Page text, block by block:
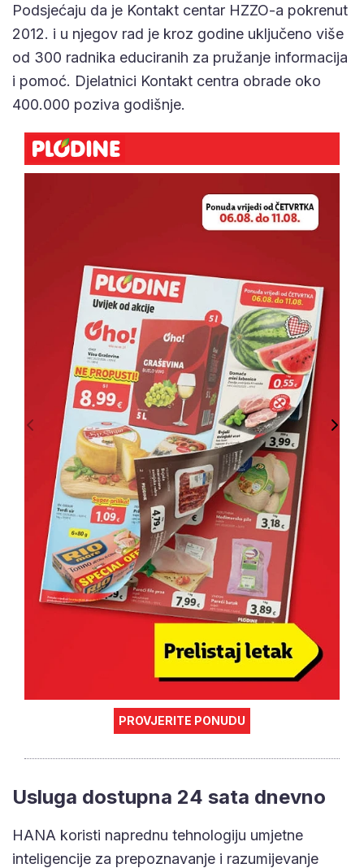
Podsjećaju da je Kontakt centar HZZO-a pokrenut
2012. i u njegov rad je kroz godine uključeno više
od 300 radnika educiranih za pružanje informacija
i pomoć. Djelatnici Kontakt centra obrade oko
400.000 poziva godišnje.
PROVJERITE PONUDU
Usluga dostupna 24 sata dnevno
HANA koristi naprednu tehnologiju umjetne
inteligencije za prepoznavanje i razumijevanje